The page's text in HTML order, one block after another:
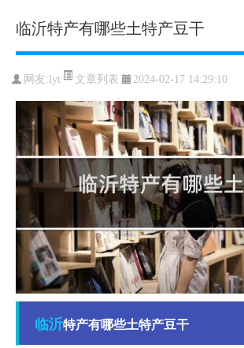
临沂特产有哪些土特产豆干
网友:lyt 文章列表 2024-02-17 14:29:10
临沂特产有哪些土特产豆干